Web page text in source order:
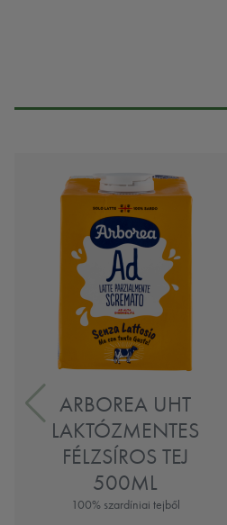
ARBOREA UHT
LAKTÓZMENTES
FÉLZSÍROS TEJ
500ML
100% szardíniai tejből